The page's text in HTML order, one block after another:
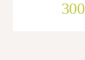
300